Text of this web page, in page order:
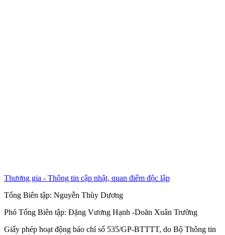
Thương gia - Thông tin cập nhật, quan điểm độc lập
Tổng Biên tập: Nguyễn Thùy Dương
Phó Tổng Biên tập: Đặng Vương Hạnh -Doãn Xuân Trường
Giấy phép hoạt động báo chí số 535/GP-BTTTT, do Bộ Thông tin